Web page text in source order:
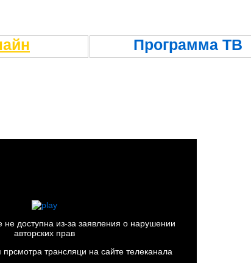
Программа ТВ
доступна из-за заявления о нарушении
авторских прав
трансляци на сайте телеканала